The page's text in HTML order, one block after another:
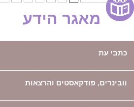
מאגר הידע
כתבי עת
וובינרים, פודקאסטים והרצאות